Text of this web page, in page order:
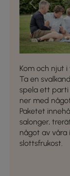
Previous
Kom och njut
Ta en
spela ett parti
ner med
Paketet
salonger,
något av
slottsfrukost.